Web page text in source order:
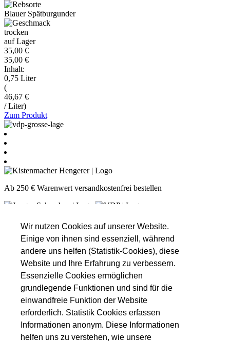
Wir nutzen Cookies auf unserer Website.
Einige von ihnen sind essenziell, während
andere uns helfen (Statistik-Cookies), diese
Website und Ihre Erfahrung zu verbessern.
Essenzielle Cookies ermöglichen
grundlegende Funktionen und sind für die
einwandfreie Funktion der Website
erforderlich. Statistik Cookies erfassen
Informationen anonym. Diese Informationen
helfen uns zu verstehen, wie unsere
Blauer Spätburgunder
trocken
auf Lager
35,00 €
35,00 €
Inhalt:
0,75 Liter
(
46,67 €
/ Liter)
Zum Produkt
Ab 250 € Warenwert versandkostenfrei bestellen
Montag
Nach Absprache!
Dienstag
Nach Absprache!
Mittwoch
Nach Absprache!
Donnerstag
16:00 - 18:30
Freitag
16:00 - 18:30
Samstag
13:00 - 16:00
Informationen
Unsere Partner
Datenschutzerklärung